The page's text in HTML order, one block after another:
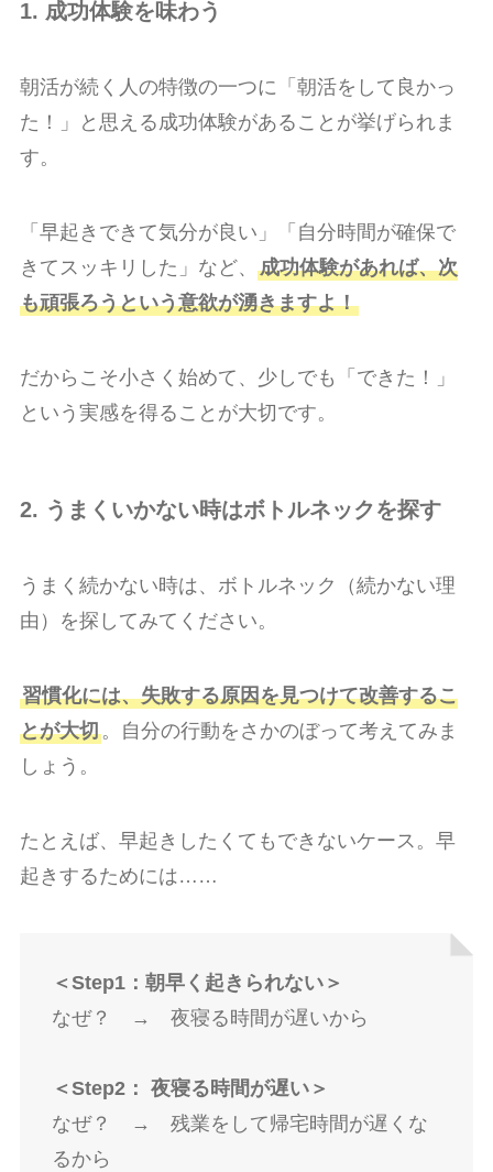
1. 成功体験を味わう
朝活が続く人の特徴の一つに「朝活をして良かっ
た！」と思える成功体験があることが挙げられま
す。
「早起きできて気分が良い」「自分時間が確保で
きてスッキリした」など、 成功体験があれば、次
も頑張ろうという意欲が湧きますよ！
だからこそ小さく始めて、少しでも「できた！」
という実感を得ることが大切です。
2. うまくいかない時はボトルネックを探す
うまく続かない時は、ボトルネック（続かない理
由）を探してみてください。
習慣化には、失敗する原因を見つけて改善するこ
とが大切。自分の行動をさかのぼって考えてみま
しょう。
たとえば、早起きしたくてもできないケース。早
起きするためには……
＜Step1：朝早く起きられない＞
なぜ？ → 夜寝る時間が遅いから
＜Step2： 夜寝る時間が遅い＞
なぜ？ → 残業をして帰宅時間が遅くな
るから